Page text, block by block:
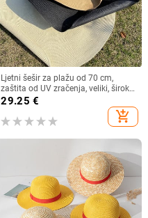
Ljetni šešir za plažu od 70 cm,
zaštita od UV zračenja, veliki, široki
obodi, 35 cm, sklopivi slamnati
šeširi, velike sklopive kape za
zaštitu od sunca
29.25 €
add_shopping_cart